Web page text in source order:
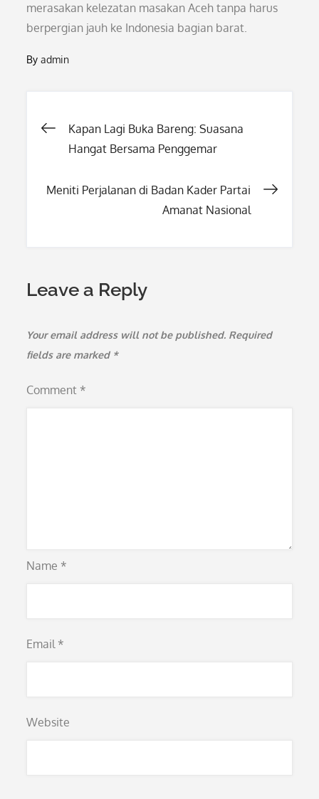
merasakan kelezatan masakan Aceh tanpa harus
berpergian jauh ke Indonesia bagian barat.
Byadmin
Post
Kapan Lagi Buka Bareng: Suasana
Hangat Bersama Penggemar
Meniti Perjalanan di Badan Kader Partai
Amanat Nasional
Leave a Reply
Your email address will not be published. Required
fields are marked *
Comment *
Name *
Email *
Website